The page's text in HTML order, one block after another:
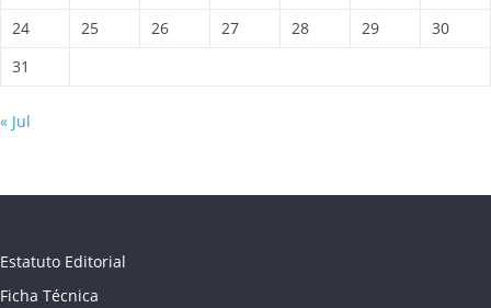
24
25 26 27 28 29
30
31
« Jul
Estatuto Editorial
Ficha Técnica